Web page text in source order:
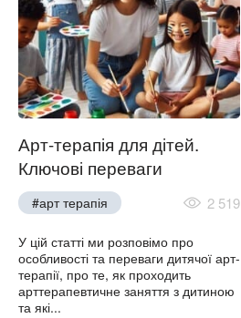
Арт-терапія для дітей.
Ключові переваги
#арт терапія 2 519
У цій статті ми розповімо про
особливості та переваги дитячої арт-
терапії, про те, як проходить
арттерапевтичне заняття з дитиною
та які...